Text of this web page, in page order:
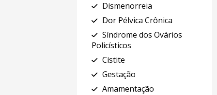
Dismenorreia
Dor Pélvica Crônica
Síndrome dos Ovários
Policísticos
Cistite
Gestação
Amamentação